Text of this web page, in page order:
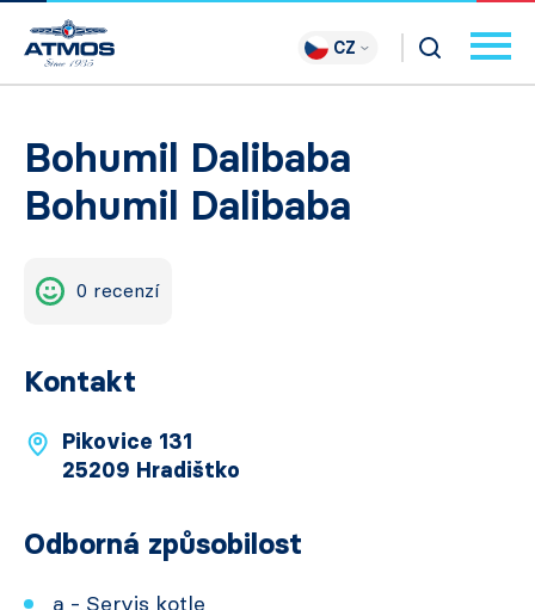
CZ
Bohumil Dalibaba
Bohumil Dalibaba
0 recenzí
Kontakt
Pikovice 131
25209 Hradištko
Odborná způsobilost
a - Servis kotle